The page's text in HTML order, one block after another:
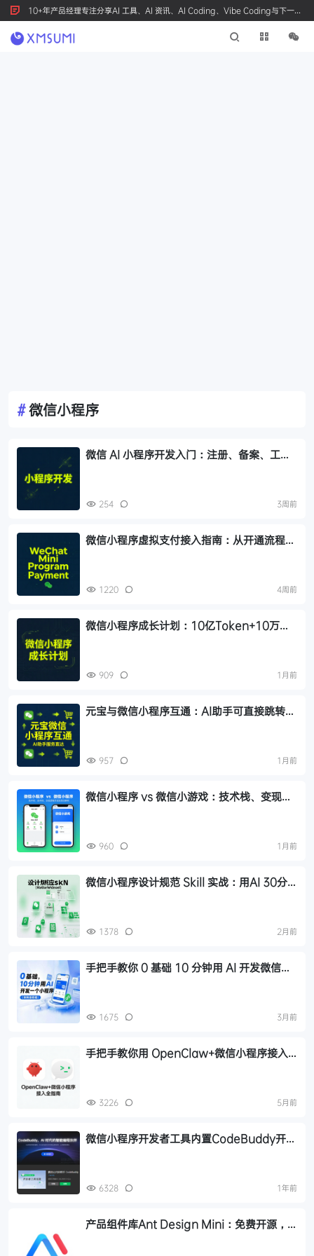
10+年产品经理专注分享AI 工具、AI 资讯、AI Coding、Vibe Coding与下一代
产品创新，按 Ctrl+D 收藏我们
#微信小程序
微信 AI 小程序开发入门：注册、备案、工具
254 3周前
微信小程序虚拟支付接入指南：从开通流程、
1220 4周前
微信小程序成长计划：10亿Token+10万张
909 1月前
元宝与微信小程序互通：AI助手可直接跳转办
957 1月前
微信小程序 vs 微信小游戏：技术栈、变现逻
960 1月前
微信小程序设计规范 Skill 实战：用AI 30分
1378 2月前
手把手教你 0 基础 10 分钟用 AI 开发微信小
1675 3月前
手把手教你用 OpenClaw+微信小程序接入
3226 5月前
微信小程序开发者工具内置CodeBuddy开发
6328 1年前
产品组件库Ant Design Mini：免费开源，